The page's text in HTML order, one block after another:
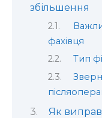
збільшення
фахівця
Тип
Як